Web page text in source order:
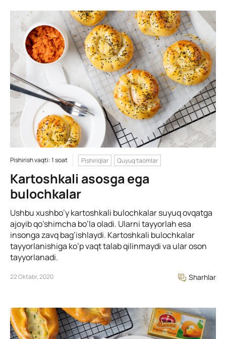
Pishirish vaqti: 1 soat Pishiriqlar Quyuq taomlar
Kartoshkali asosga ega
bulochkalar
Ushbu xushbo’y kartoshkali bulochkalar suyuq ovqatga
ajoyib qo’shimcha bo’la oladi. Ularni tayyorlah esa
insonga zavq bag’ishlaydi. Kartoshkali bulochkalar
tayyorlanishiga ko’p vaqt talab qilinmaydi va ular oson
tayyorlanadi.
22 Oktabr, 2020 Sharhlar